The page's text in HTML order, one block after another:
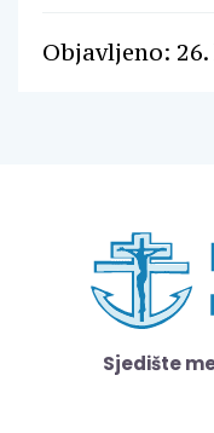
Objavljeno:
Sjedište